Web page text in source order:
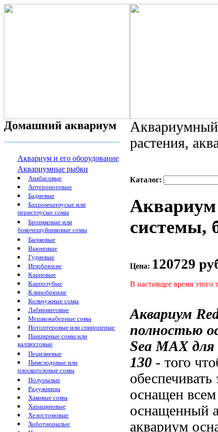
Домашний аквариум
Аквариум и его оборудование
Аквариумные рыбки
Анабасовые
Аптеронотовые
Бадиевые
Бахромчатоусые или
перистоусые сомы
Броняковые или
бокочешуйниковые сомы
Бычковые
Вьюновые
Гудиевые
Иглобрюхие
Карповые
Карпозубые
Клинобрюхие
Кольчужные сомы
Лабиринтовые
Мешкожаберные сомы
Нотоптеровые или спиноперые
Панцирные сомы или
каллихтовые
Пецилиевые
Пимелодовые или
плоскоголовые сомы
Полурылые
Радужницы
Хаковые сомы
Харациновые
Хелостомовые
Хоботнорылые
растения,
Каталог:
системы,
Цена: 120729
В настоящее время этого
Аквариум
полностью
Sea MAX
130 - того
обеспечивать
оснащен
оснащенный
аквариум